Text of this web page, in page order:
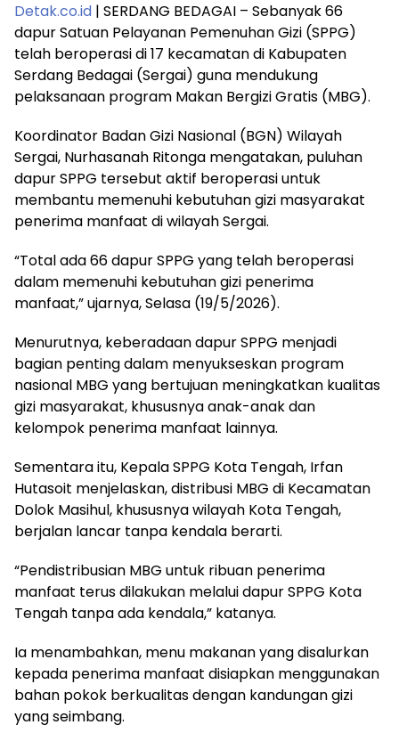
Detak.co.id | SERDANG BEDAGAI – Sebanyak 66
dapur Satuan Pelayanan Pemenuhan Gizi (SPPG)
telah beroperasi di 17 kecamatan di Kabupaten
Serdang Bedagai (Sergai) guna mendukung
pelaksanaan program Makan Bergizi Gratis (MBG).
Koordinator Badan Gizi Nasional (BGN) Wilayah
Sergai, Nurhasanah Ritonga mengatakan, puluhan
dapur SPPG tersebut aktif beroperasi untuk
membantu memenuhi kebutuhan gizi masyarakat
penerima manfaat di wilayah Sergai.
“Total ada 66 dapur SPPG yang telah beroperasi
dalam memenuhi kebutuhan gizi penerima
manfaat,” ujarnya, Selasa (19/5/2026).
Menurutnya, keberadaan dapur SPPG menjadi
bagian penting dalam menyukseskan program
nasional MBG yang bertujuan meningkatkan kualitas
gizi masyarakat, khususnya anak-anak dan
kelompok penerima manfaat lainnya.
Sementara itu, Kepala SPPG Kota Tengah, Irfan
Hutasoit menjelaskan, distribusi MBG di Kecamatan
Dolok Masihul, khususnya wilayah Kota Tengah,
berjalan lancar tanpa kendala berarti.
“Pendistribusian MBG untuk ribuan penerima
manfaat terus dilakukan melalui dapur SPPG Kota
Tengah tanpa ada kendala,” katanya.
Ia menambahkan, menu makanan yang disalurkan
kepada penerima manfaat disiapkan menggunakan
bahan pokok berkualitas dengan kandungan gizi
yang seimbang.